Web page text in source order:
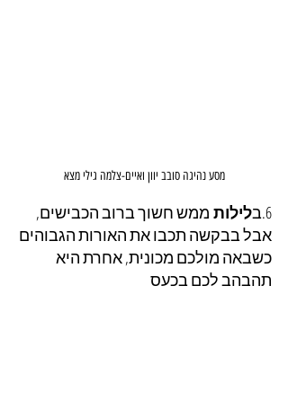
מסע נהיגה סובב יוון ואיים-צלמה גילי מצא
6.ב לילות ממש חשוך ברוב הכבישים,
אבל בבקשה תכבו את האורות הגבוהים
כשבאה מולכם מכונית, אחרת היא
תהבהב לכם בכעס